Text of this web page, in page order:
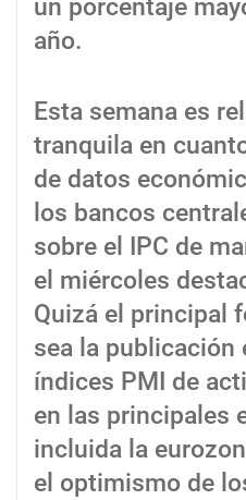
un porcentaje
año.
Esta semana es
tranquila en
de datos
los bancos
sobre el IPC de
el miércoles
Quizá el principal
sea la publicación
índices PMI de
en las principales
incluida la
el optimismo de